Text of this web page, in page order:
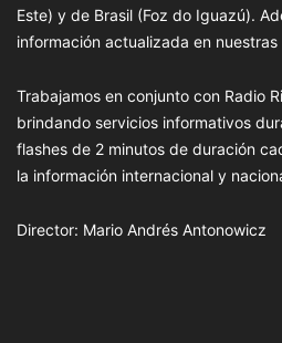
Este) y de Brasil (Foz do Iguazú).
información actualizada en nuestras
Trabajamos en conjunto con Radio
brindando servicios informativos
flashes de 2 minutos de duración
la información internacional y
Director: Mario Andrés Antonowicz